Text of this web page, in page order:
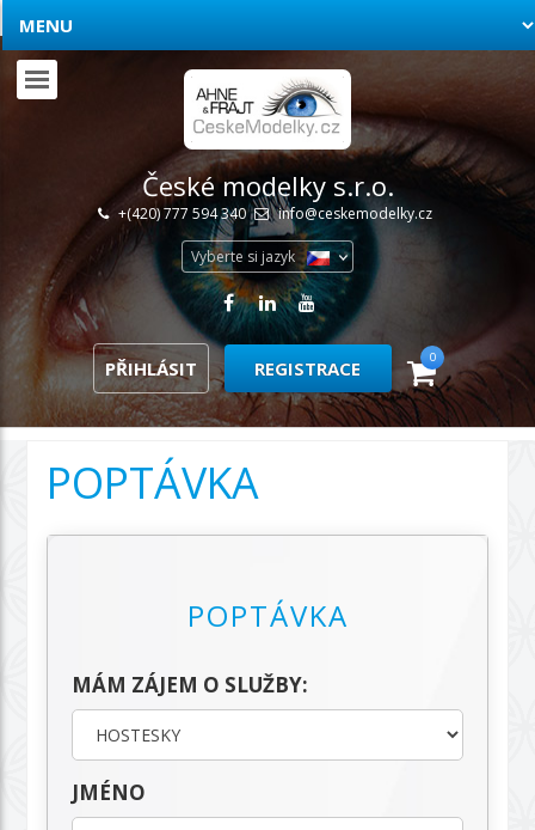
České modelky s.r.o.
+(420) 777 594 340 info@ceskemodelky.cz
Vyberte si jazyk
PŘIHLÁSIT REGISTRACE 0
POPTÁVKA
POPTÁVKA
MÁM ZÁJEM O SLUŽBY:
JMÉNO